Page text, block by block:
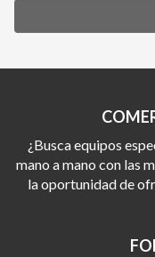
¿Busca equipos
mano a mano con las
la oportunidad de